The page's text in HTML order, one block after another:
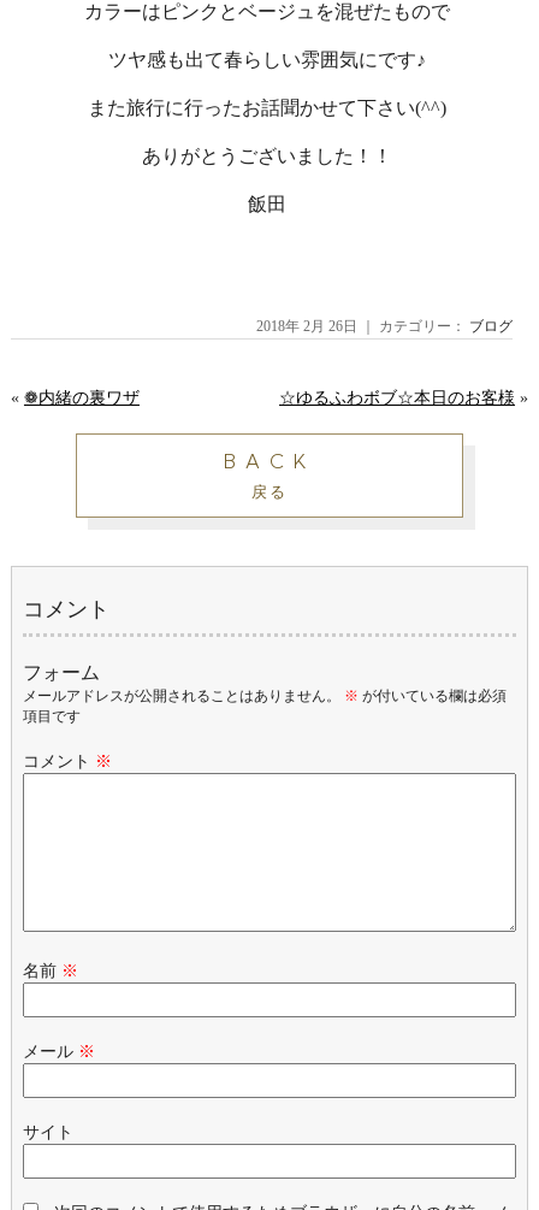
カラーはピンクとベージュを混ぜたもので
ツヤ感も出て春らしい雰囲気にです♪
また旅行に行ったお話聞かせて下さい(^^)
ありがとうございました！！
飯田
2018年 2月 26日 ｜ カテゴリー： ブログ
« ❁内緒の裏ワザ ☆ゆるふわボブ☆本日のお客様 »
BACK
戻る
コメント
フォーム
メールアドレスが公開されることはありません。 ※ が付いている欄は必須
項目です
コメント ※
名前 ※
メール ※
サイト